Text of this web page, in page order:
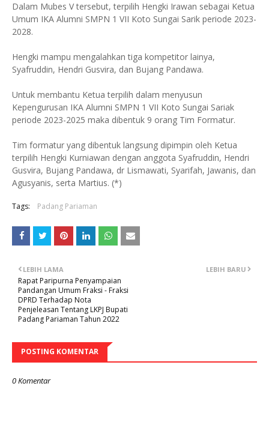
Dalam Mubes V tersebut, terpilih Hengki Irawan sebagai Ketua
Umum IKA Alumni SMPN 1 VII Koto Sungai Sarik periode 2023-
2028.
Hengki mampu mengalahkan tiga kompetitor lainya,
Syafruddin, Hendri Gusvira, dan Bujang Pandawa.
Untuk membantu Ketua terpilih dalam menyusun
Kepengurusan IKA Alumni SMPN 1 VII Koto Sungai Sariak
periode 2023-2025 maka dibentuk 9 orang Tim Formatur.
Tim formatur yang dibentuk langsung dipimpin oleh Ketua
terpilih Hengki Kurniawan dengan anggota Syafruddin, Hendri
Gusvira, Bujang Pandawa, dr Lismawati, Syarifah, Jawanis, dan
Agusyanis, serta Martius. (*)
Tags: Padang Pariaman
LEBIH BARU
LEBIH LAMA
Rapat Paripurna Penyampaian
Pandangan Umum Fraksi - Fraksi
DPRD Terhadap Nota
Penjeleasan Tentang LKPJ Bupati
Padang Pariaman Tahun 2022
POSTING KOMENTAR
0 Komentar